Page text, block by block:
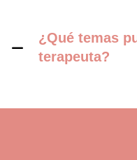
¿Qué temas
terapeuta?